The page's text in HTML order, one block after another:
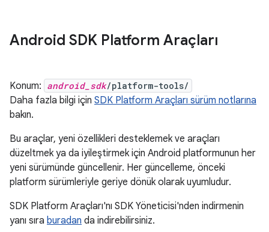
Android SDK Platform Araçları
Konum: android_sdk/platform-tools/
Daha fazla bilgi için SDK Platform Araçları sürüm notlarına
bakın.
Bu araçlar, yeni özellikleri desteklemek ve araçları
düzeltmek ya da iyileştirmek için Android platformunun her
yeni sürümünde güncellenir. Her güncelleme, önceki
platform sürümleriyle geriye dönük olarak uyumludur.
SDK Platform Araçları'nı SDK Yöneticisi'nden indirmenin
yanı sıra buradan da indirebilirsiniz.